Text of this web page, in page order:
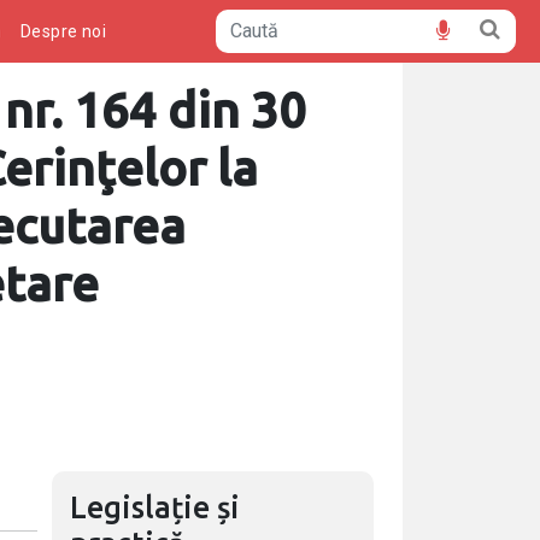
Despre noi
164 din 30
la
Legislație și